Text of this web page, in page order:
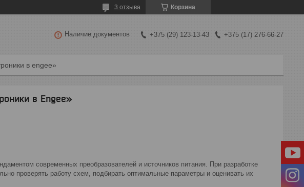
Корзина
3 отзыва
Наличие документов +375 (29) 123-13-43 +375 (17) 276-66-27
в engee»
в Engee»
современных преобразователей и источников питания. При разработке
проверять работу схем, подбирать оптимальные параметры и оценивать их